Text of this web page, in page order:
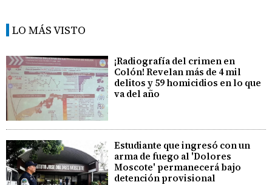
LO MÁS VISTO
¡Radiografía del crimen en
Colón! Revelan más de 4 mil
delitos y 59 homicidios en lo que
va del año
Estudiante que ingresó con un
arma de fuego al 'Dolores
Moscote' permanecerá bajo
detención provisional